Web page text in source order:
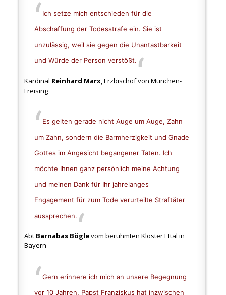
Ich setze mich entschieden für die
Abschaffung der Todesstrafe ein. Sie ist
unzulässig, weil sie gegen die Unantastbarkeit
und Würde der Person verstößt.
Kardinal Reinhard Marx , Erzbischof von München-
Freising
Es gelten gerade nicht Auge um Auge, Zahn
um Zahn, sondern die Barmherzigkeit und Gnade
Gottes im Angesicht begangener Taten. Ich
möchte Ihnen ganz persönlich meine Achtung
und meinen Dank für Ihr jahrelanges
Engagement für zum Tode verurteilte Straftäter
aussprechen.
Abt Barnabas Böglevom berühmten Kloster Ettal in
Bayern
Gern erinnere ich mich an unsere Begegnung
vor 10 Jahren. Papst Franziskus hat inzwischen